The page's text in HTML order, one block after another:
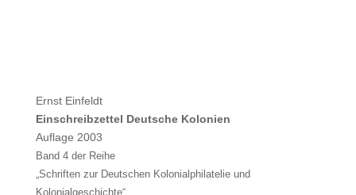
Ernst Einfeldt
Einschreibzettel Deutsche Kolonien
Auflage 2003
Band 4 der Reihe
„Schriften zur Deutschen Kolonialphilatelie und
Kolonialgeschichte“